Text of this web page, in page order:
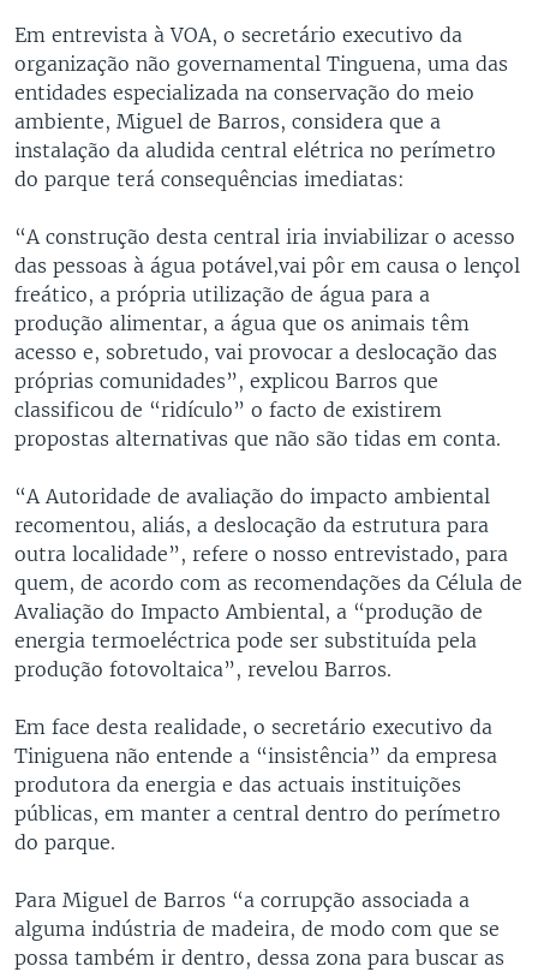
Em entrevista à VOA, o secretário executivo da
organização não governamental Tinguena, uma das
entidades especializada na conservação do meio
ambiente, Miguel de Barros, considera que a
instalação da aludida central elétrica no perímetro
do parque terá consequências imediatas:
“A construção desta central iria inviabilizar o acesso
das pessoas à água potável,vai pôr em causa o lençol
freático, a própria utilização de água para a
produção alimentar, a água que os animais têm
acesso e, sobretudo, vai provocar a deslocação das
próprias comunidades”, explicou Barros que
classificou de “ridículo” o facto de existirem
propostas alternativas que não são tidas em conta.
“A Autoridade de avaliação do impacto ambiental
recomentou, aliás, a deslocação da estrutura para
outra localidade”, refere o nosso entrevistado, para
quem, de acordo com as recomendações da Célula de
Avaliação do Impacto Ambiental, a “produção de
energia termoeléctrica pode ser substituída pela
produção fotovoltaica”, revelou Barros.
Em face desta realidade, o secretário executivo da
Tiniguena não entende a “insistência” da empresa
produtora da energia e das actuais instituições
públicas, em manter a central dentro do perímetro
do parque.
Para Miguel de Barros “a corrupção associada a
alguma indústria de madeira, de modo com que se
possa também ir dentro, dessa zona para buscar as